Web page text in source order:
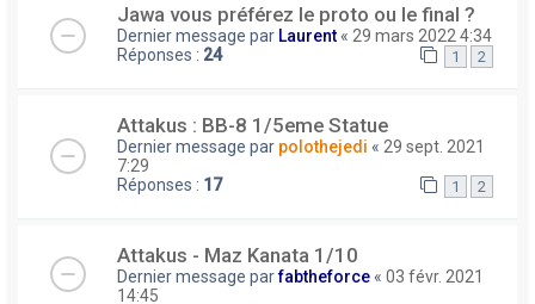
Jawa vous préférez le proto ou le final ?
Dernier message par Laurent « 29 mars 2022 4:34
Réponses : 24 1 2
Attakus : BB-8 1/5eme Statue
Dernier message par polothejedi « 29 sept. 2021
7:29
Réponses : 17 1 2
Attakus - Maz Kanata 1/10
Dernier message parfabtheforce « 03 févr. 2021
14:45